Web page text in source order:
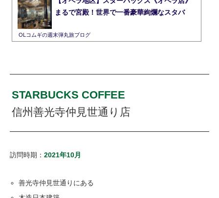
まるで宮殿！世界で一番豪華絢爛なスタバ
OLコムギの週末弾丸旅ブログ
STARBUCKS COFFEE
信州善光寺仲見世通り店
訪問時期： 2021年10月
善光寺仲見世通りにある